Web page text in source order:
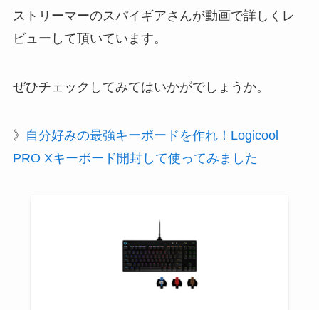
ストリーマーのスパイギアさんが動画で詳しくレ
ビューして頂いています。
ぜひチェックしてみてはいかがでしょうか。
》 自分好みの最強キーボードを作れ！Logicool
PRO Xキーボード開封して使ってみました